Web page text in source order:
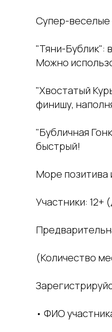
Супер-веселые
"Тяни-Бублик":
Можно
"Хвостатый
финишу,
"Бубличная
быстрый!
Море позитива
Участники: 12+
(Количество
• ФИО